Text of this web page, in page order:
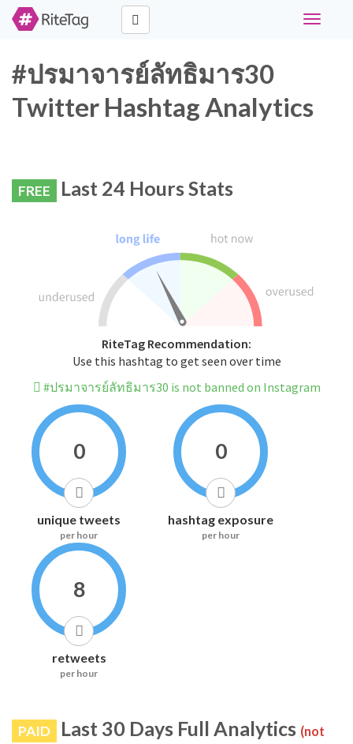
Toggle
#ปรมาจารย์ลัทธิมาร30
Twitter Hashtag Analytics
FREE Last 24 Hours Stats
RiteTag Recommendation:
Use this hashtag to get seen over time
#ปรมาจารย์ลัทธิมาร30 is not banned on Instagram
0
unique tweets
per hour
0
hashtag exposure
per hour
8
retweets
per hour
PAID Last 30 Days Full Analytics (not